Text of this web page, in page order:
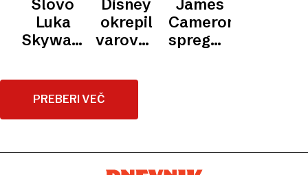
več
tisoč
evrov
inteligenco
prevzele
Hollywood
ogledalo
skoraj
pozivajo
k
bojkotu
Slovo
Luka
Skywalkerja:
Hamill o
zapuščini
Disney
okrepil
varovanje
zvezdnice,
potem
s smrtjo
James
Cameron
spregovoril
PREBERI VEČ